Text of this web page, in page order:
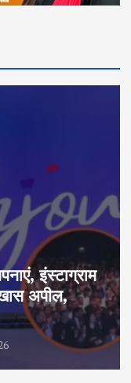
इंस्टाग्राम
अपील,